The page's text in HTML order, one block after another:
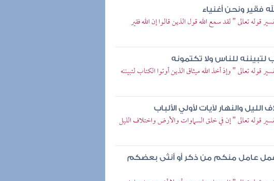
فقير ونحن أغنياء
قوله تعالى " لقد سمع الله قول الذين قالوا إن الله فقير
لتبيننه للناس ولا تكتمونه
تعالى " وإذ أخذ الله ميثاق الذين أوتوا الكتاب لتبيننه
والنهار لآيات لأولي الألباب
قوله تعالى " إن في خلق السماوات والأرض واختلاف الليل
عامل منكم من ذكر أو أنثى بعضكم